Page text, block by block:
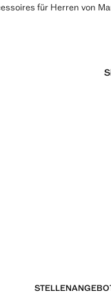
für Herren von